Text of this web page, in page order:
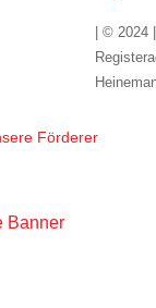
| ©
Förderer
Banner